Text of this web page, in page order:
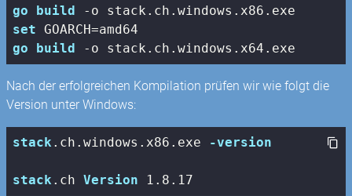
go
build
set
go
build
Nach der erfolgreichen Kompilation prüfen wir wie folgt die
Version unter Windows:
stack .ch .windows .x86 .exe -version
stack .ch Version 1 .8 .17